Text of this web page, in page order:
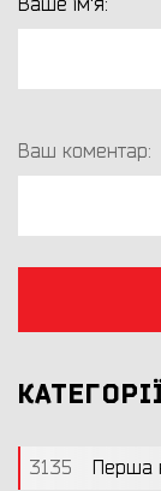
Ваше ім'я:
Ваш коментар:
3135
Перша